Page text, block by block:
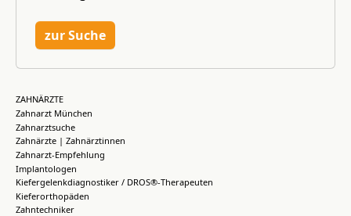
zur Suche
ZAHNÄRZTE
Zahnarzt München
Zahnarztsuche
Zahnärzte | Zahnärztinnen
Zahnarzt-Empfehlung
Implantologen
Kiefergelenkdiagnostiker / DROS®-Therapeuten
Kieferorthopäden
Zahntechniker